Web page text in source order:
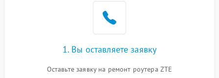
1. Вы оставляете заявку
Оставьте заявку на ремонт роутера ZTE